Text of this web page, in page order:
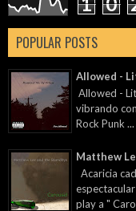
POPULAR POSTS
Allowed -
Allowed -
vibrando
Rock Punk ...
Matthew
Acaricia
play a "